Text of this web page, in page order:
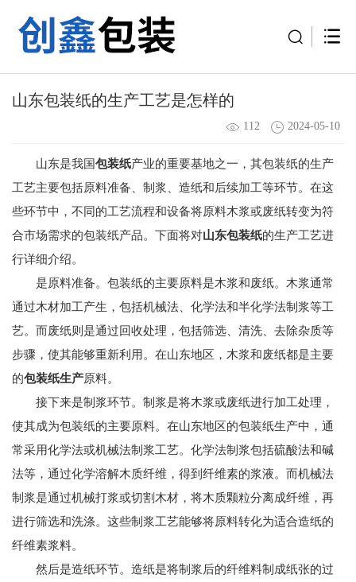
山东包装纸的生产工艺是怎样的
112 2024-05-10
山东是我国包装纸产业的重要基地之一，其包装纸的生产
工艺主要包括原料准备、制浆、造纸和后续加工等环节。在这
些环节中，不同的工艺流程和设备将原料木浆或废纸转变为符
合市场需求的包装纸产品。下面将对山东包装纸的生产工艺进
行详细介绍。
是原料准备。包装纸的主要原料是木浆和废纸。木浆通常
通过木材加工产生，包括机械法、化学法和半化学法制浆等工
艺。而废纸则是通过回收处理，包括筛选、清洗、去除杂质等
步骤，使其能够重新利用。在山东地区，木浆和废纸都是主要
的包装纸生产原料。
接下来是制浆环节。制浆是将木浆或废纸进行加工处理，
使其成为包装纸的主要原料。在山东地区的包装纸生产中，通
常采用化学法或机械法制浆工艺。化学法制浆包括硫酸法和碱
法等，通过化学溶解木质纤维，得到纤维素的浆液。而机械法
制浆是通过机械打浆或切割木材，将木质颗粒分离成纤维，再
进行筛选和洗涤。这些制浆工艺能够将原料转化为适合造纸的
纤维素浆料。
然后是造纸环节。造纸是将制浆后的纤维料制成纸张的过